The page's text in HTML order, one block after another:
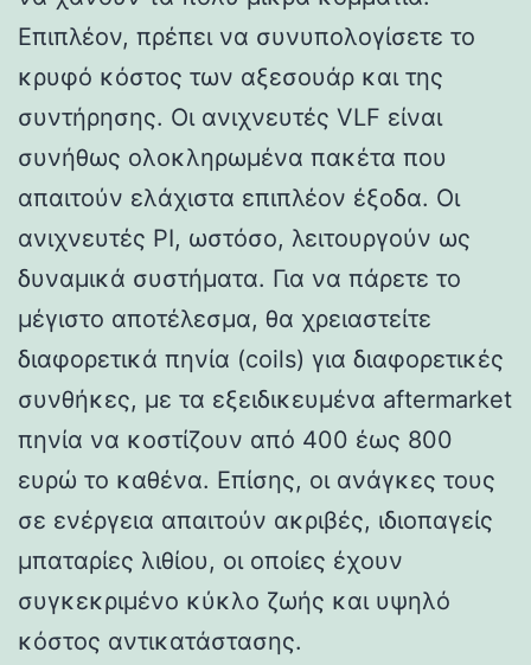
Επιπλέον, πρέπει να συνυπολογίσετε το
κρυφό κόστος των αξεσουάρ και της
συντήρησης. Οι ανιχνευτές VLF είναι
συνήθως ολοκληρωμένα πακέτα που
απαιτούν ελάχιστα επιπλέον έξοδα. Οι
ανιχνευτές PI, ωστόσο, λειτουργούν ως
δυναμικά συστήματα. Για να πάρετε το
μέγιστο αποτέλεσμα, θα χρειαστείτε
διαφορετικά πηνία (coils) για διαφορετικές
συνθήκες, με τα εξειδικευμένα aftermarket
πηνία να κοστίζουν από 400 έως 800
ευρώ το καθένα. Επίσης, οι ανάγκες τους
σε ενέργεια απαιτούν ακριβές, ιδιοπαγείς
μπαταρίες λιθίου, οι οποίες έχουν
συγκεκριμένο κύκλο ζωής και υψηλό
κόστος αντικατάστασης.